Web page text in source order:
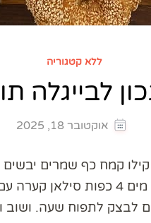
ללא קטגוריה
לבייגלה
אוקטובר 18, 2025
וחצי כוסות מים ציפוי – קערה עם
לבצק לתפוח שעה.